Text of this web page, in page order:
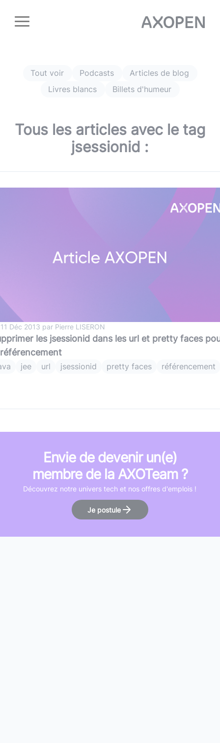
Tout voir Podcasts
Articles de blog
Livres blancs
Billets d'humeur
Tous les articles avec le tag
jsessionid :
Déc 2013 par Pierre LISERON
les jsessionid dans les url et pretty faces
jee url jsessionid pretty faces référencement
Envie de devenir un(e)
membre de la AXOTeam ?
Découvrez notre univers tech et nos offres d'emplois !
Je postule